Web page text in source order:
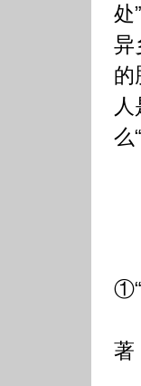
处
异
的
么
著